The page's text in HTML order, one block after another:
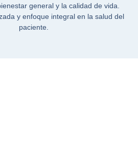
general y la calidad de vida.
y enfoque integral en la salud del
paciente.